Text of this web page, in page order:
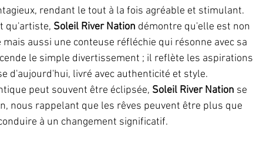
rendant le tout à la fois agréable et stimulant.
qu'artiste, Soleil River Nation démontre qu'elle est non
aussi une conteuse réfléchie qui résonne avec sa
le simple divertissement ; il reflète les aspirations
d'aujourd'hui, livré avec authenticité et style.
peut souvent être éclipsée, Soleil River Nation se
nous rappelant que les rêves peuvent être plus que
à un changement significatif.